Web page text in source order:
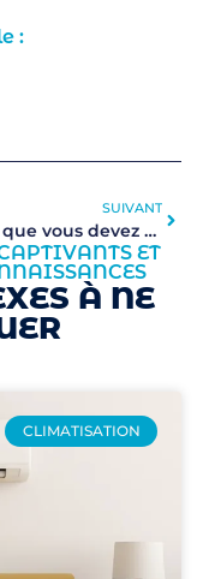
:
SUIVANT
Tout ce que vous devez savoir sur la pompe à chaleur géothermique (sol/eau)
ET
À NE
CLIMATISATION